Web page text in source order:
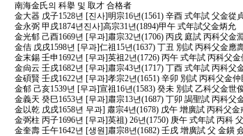
南海金氏의 科擧 및 取才 合格者
金大器 戊子1528년 [진사]明宗16년(1561) 辛酉 式年試 父金從
金永弼 甲戌1874년진사]高宗31년(1894)甲午 式年試父金炳允
金光郁 己酉1669년 [무과]肅宗32년(1706) 丙戌 庭試 丙科父金
金佶 戊戌1598년 [무과]仁祖15년(1637) 丁丑 別試 丙科父金應
金末錫 壬申1692년 [무과]英祖2년(1726) 丙午 式年試 丙科父
金尙云 壬戌1682년 [무과]肅宗43년(1717) 丁酉 式年試 丙科父
金碩賢 壬戌1622년 [무과]孝宗2년(1651) 辛卯 別試 丙科父金仲
金郁 己亥1539년 [무과]宣祖16년(1583) 癸未 別試 乙科父金世
金義天 癸巳1653년 [무과]肅宗13년(1687) 丁卯 謁聖試 丙科父
金以乾 戊戌1658년 무과] 肅宗4년(1678) 戊午 增廣試 丙科父金
金弼柱 丙子1696년 [무과]英祖) 26년(1750) 庚午 式年試 丙科
金奎壽 壬午1642년 [생원]肅宗8년(1682) 壬戌 增廣試 父 金鐄